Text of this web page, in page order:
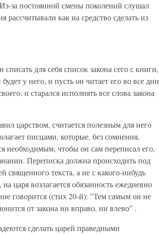
за постоянной смены поколений слушал
рассчитывали как на средство сделать из
для себя список закона сего с книги,
у него, и пусть он читает его во все дни
и старался исполнять все слова закона
царством, считается полезным для него
писцами, которые, без сомнения,
необходимым, чтобы он сам переписал его,
Переписка должна происходить под
текста, а не с какого-нибудь
царя возлагается обязанность ежедневно
говорится (стих 20-й): "Тем самым он не
от закона ни вправо, ни влево" .
сделать царей праведными